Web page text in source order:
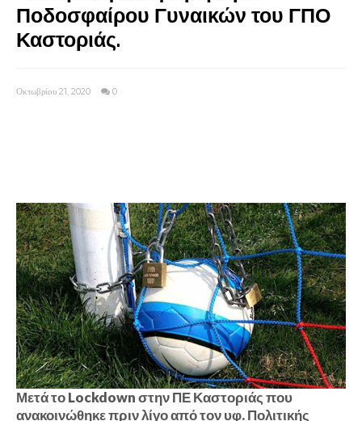
Ποδοσφαίρου Γυναικών του ΓΠΟ
Καστοριάς.
Οκτωβρίου 21, 2020 0
Μετά το Lockdown στην ΠΕ Καστοριάς που
ανακοινώθηκε πριν λίγο από τον υφ. Πολιτικής